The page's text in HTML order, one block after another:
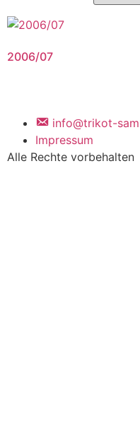
2006/07
info@trikot-
Impressum
Alle Rechte vorbehalten